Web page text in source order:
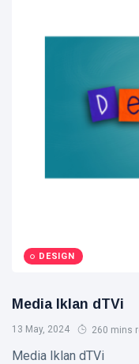
DESIGN
Media Iklan dTVi
13 May, 2024 260 mins
Media Iklan dTVi